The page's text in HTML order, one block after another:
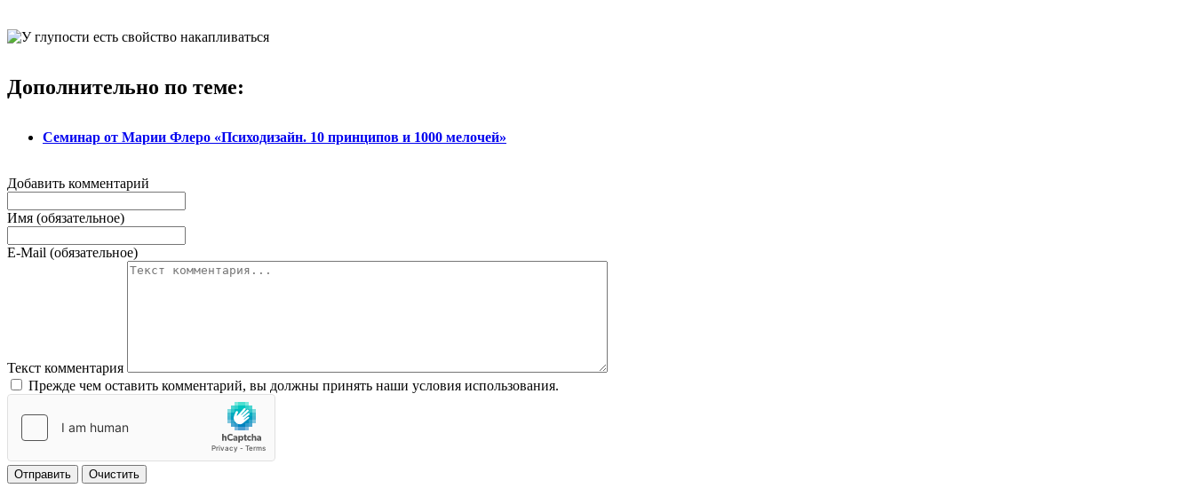
Дополнительно по теме:
Семинар от Марии Флеро «Психодизайн. 10 принципов и 1000 мелочей»
Добавить комментарий
Имя (обязательное)
E-Mail (обязательное)
Текст комментария
Прежде чем оставить комментарий, вы должны принять наши условия использования.
Отправить Очистить